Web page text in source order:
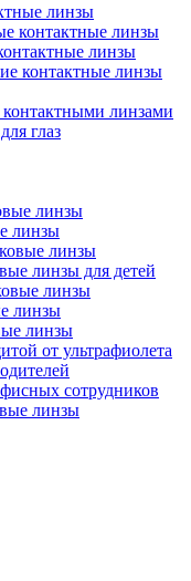
линзы
контактные линзы
линзы
контактные линзы
контактными линзами
глаз
линзы
линзы
линзы
линзы для детей
линзы
линзы
линзы
от ультрафиолета
сотрудников
линзы